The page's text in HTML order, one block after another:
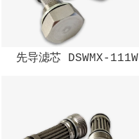
先导滤芯 DSWMX-111W